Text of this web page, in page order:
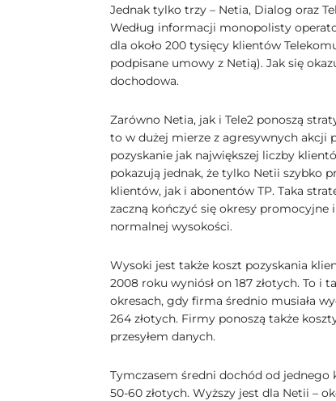
Jednak tylko trzy – Netia, Dialog oraz
Według informacji monopolisty
dla około 200 tysięcy klientów
podpisane umowy z Netią). Jak się
dochodowa.
Zarówno Netia, jak i Tele2 ponoszą
to w dużej mierze z agresywnych
pozyskanie jak największej liczby
pokazują jednak, że tylko Netii szybko
klientów, jak i abonentów TP. Taka
zaczną kończyć się okresy
normalnej wysokości.
Wysoki jest także koszt pozyskania
2008 roku wyniósł on 187 złotych. To i
okresach, gdy firma średnio musiała
264 złotych. Firmy ponoszą także
przesyłem danych.
Tymczasem średni dochód od jednego
50-60 złotych. Wyższy jest dla Netii –